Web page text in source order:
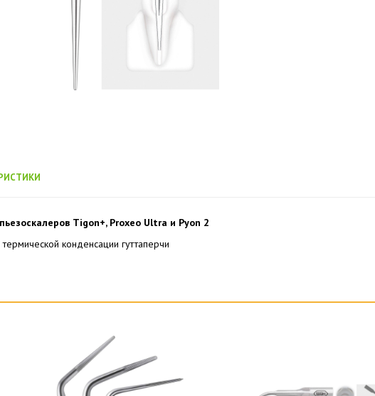
Tigon+, Proxeo Ultra и Pyon 2
конденсации гуттаперчи